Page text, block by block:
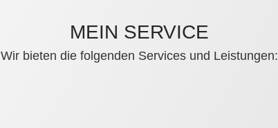
MEIN SERVICE
Wir bieten die folgenden Services und Leistungen: